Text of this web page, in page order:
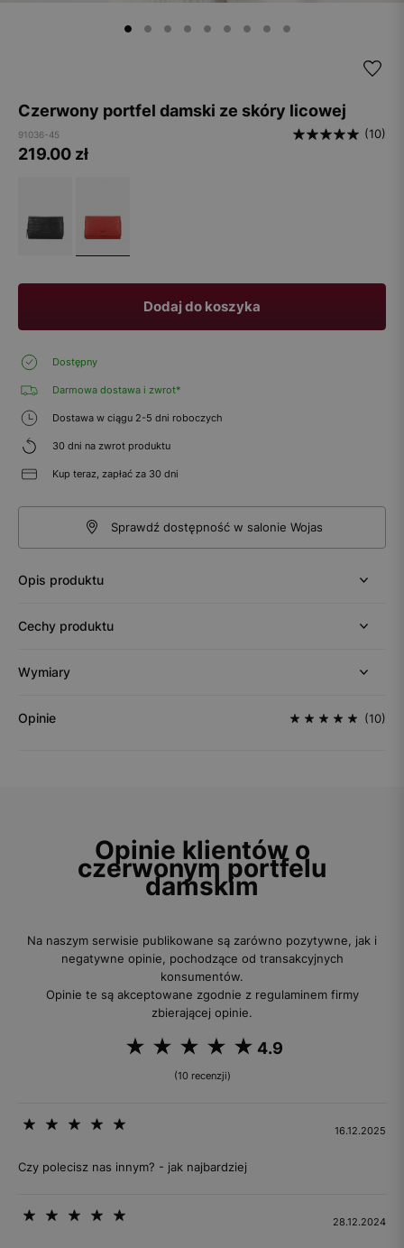
Czerwony portfel damski ze skóry licowej
91036-45 (10)
219.00 zł
Dodaj do koszyka
Dostępny
Darmowa dostawa i zwrot*
Dostawa w ciągu 2-5 dni roboczych
30 dni na zwrot produktu
Kup teraz, zapłać za 30 dni
Sprawdź dostępność w salonie Wojas
Opis produktu
Cechy produktu
Wymiary
Opinie (10)
Opinie klientów o
czerwonym portfelu
damskim
Na naszym serwisie publikowane są zarówno pozytywne, jak i
negatywne opinie, pochodzące od transakcyjnych
konsumentów.
Opinie te są akceptowane zgodnie z regulaminem firmy
zbierającej opinie.
4.9
(10 recenzji)
16.12.2025
Czy polecisz nas innym? - jak najbardziej
28.12.2024